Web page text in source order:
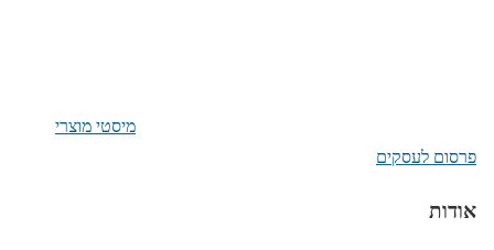
מיסטי מוצרי
פרסום לעסקים
אודות